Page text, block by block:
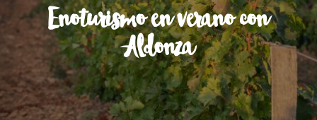
Enoturismo en verano con
Aldonza